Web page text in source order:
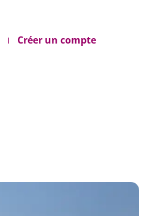
Créer un compte